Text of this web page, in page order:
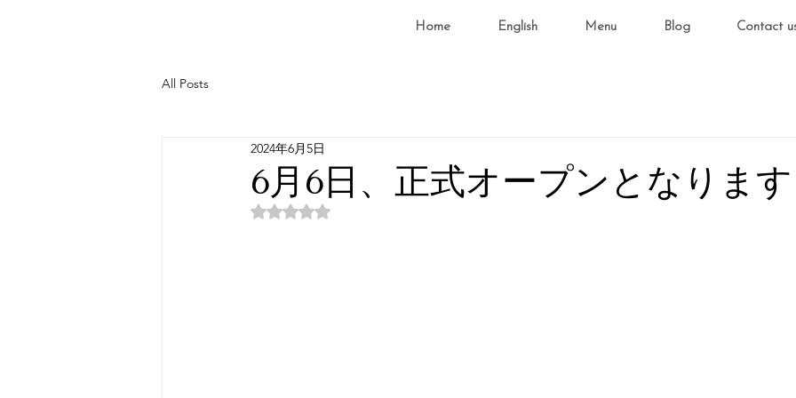
Home English Menu Blog Contact
All Posts
6月6日、正式オープンとなりま
2024年6月5日
5つ星のうちNaNと評価されています。